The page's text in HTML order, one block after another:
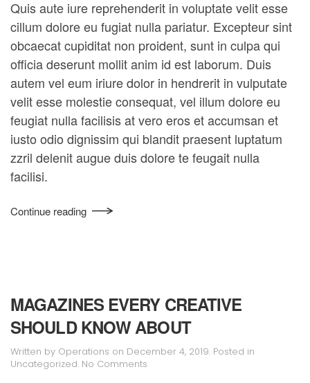
Quis aute iure reprehenderit in voluptate velit esse
cillum dolore eu fugiat nulla pariatur. Excepteur sint
obcaecat cupiditat non proident, sunt in culpa qui
officia deserunt mollit anim id est laborum. Duis
autem vel eum iriure dolor in hendrerit in vulputate
velit esse molestie consequat, vel illum dolore eu
feugiat nulla facilisis at vero eros et accumsan et
iusto odio dignissim qui blandit praesent luptatum
zzril delenit augue duis dolore te feugait nulla
facilisi.
Continue reading
MAGAZINES EVERY CREATIVE
SHOULD KNOW ABOUT
Written by Operations on December 4, 2019. Posted in
Uncategorized. No Comments